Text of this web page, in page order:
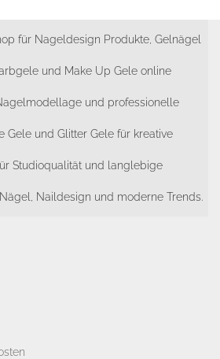
für Nageldesign Produkte, Gelnägel
und Make Up Gele online
und professionelle
Gele und Glitter Gele für kreative
Studioqualität und langlebige
Naildesign und moderne Trends.